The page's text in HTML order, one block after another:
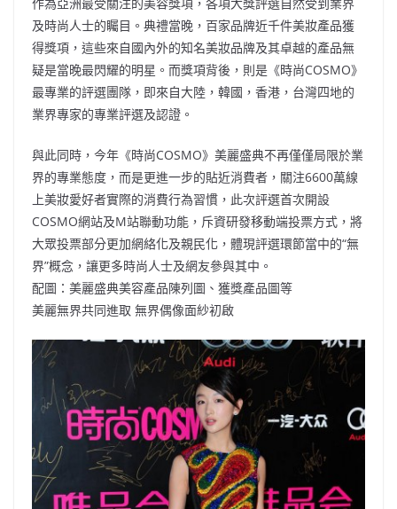
及時尚人士的矚目。典禮當晚，百家品牌近千件美妝產品獲
得獎項，這些來自國內外的知名美妝品牌及其卓越的產品無
疑是當晚最閃耀的明星。而獎項背後，則是《時尚COSMO》
最專業的評選團隊，即來自大陸，韓國，香港，台灣四地的
業界專家的專業評選及認證。
與此同時，今年《時尚COSMO》美麗盛典不再僅僅局限於業
界的專業態度，而是更進一步的貼近消費者，關注6600萬線
上美妝愛好者實際的消費行為習慣，此次評選首次開設
COSMO網站及M站聯動功能，斥資研發移動端投票方式，將
大眾投票部分更加網絡化及親民化，體現評選環節當中的“無
界”概念，讓更多時尚人士及網友參與其中。
配圖：美麗盛典美容產品陳列圖、獲獎產品圖等
美麗無界共同進取 無界偶像面紗初啟